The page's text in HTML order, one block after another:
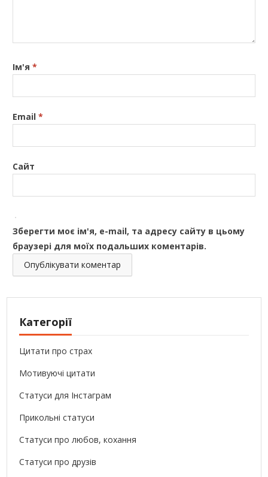
Ім'я*
Email*
Сайт
Зберегти моє ім'я, e-mail, та адресу сайту в цьому
браузері для моїх подальших коментарів.
Категорії
Цитати про страх
Мотивуючі цитати
Статуси для Інстаграм
Прикольні статуси
Статуси про любов, кохання
Статуси про друзів